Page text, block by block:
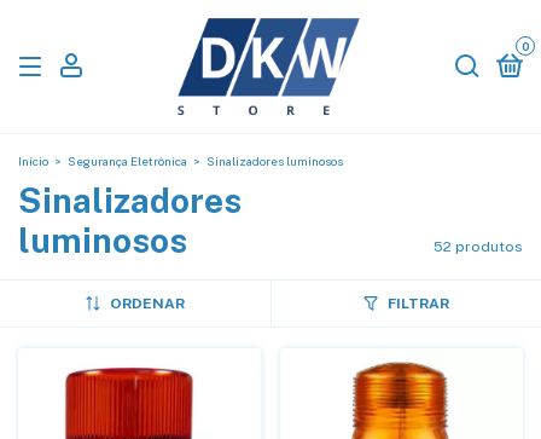
0
Início > Segurança Eletrônica > Sinalizadores luminosos
Sinalizadores
luminosos
52 produtos
ORDENAR FILTRAR